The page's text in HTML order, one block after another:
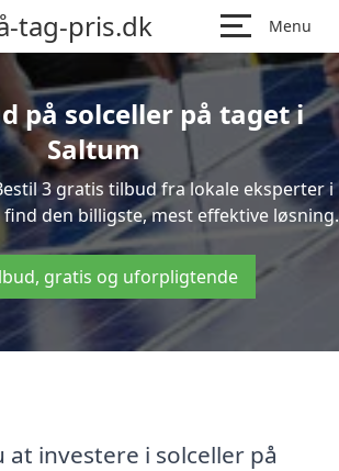
tag-pris.dk Menu
på solceller på taget i
Saltum
3 gratis tilbud fra lokale eksperter i
den billigste, mest effektive løsning.
gratis og uforpligtende
at investere i solceller på